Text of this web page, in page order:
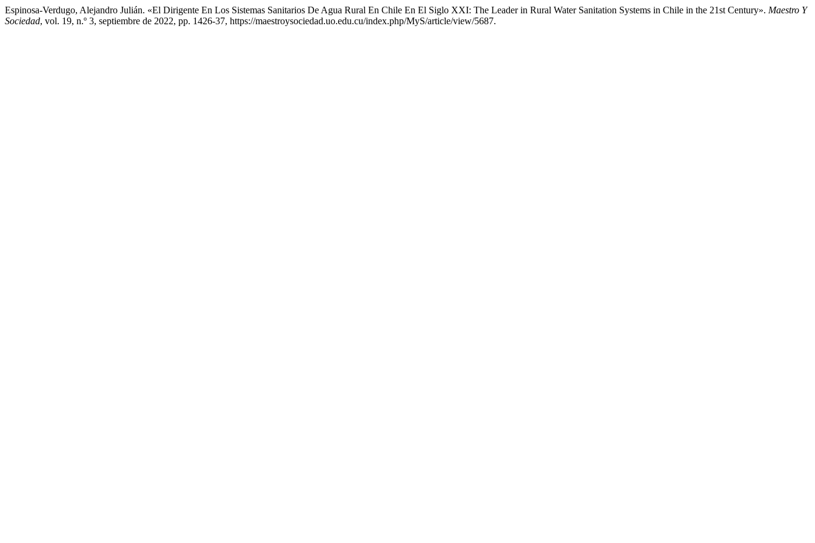
Espinosa-Verdugo, Alejandro Julián. «El Dirigente En Los Sistemas Sanitarios De Agua Rural En Chile En El Siglo XXI: The Leader in Rural Water Sanitation Systems in Chile in the 21st Century». Maestro Y
Sociedad, vol. 19, n.º 3, septiembre de 2022, pp. 1426-37, https://maestroysociedad.uo.edu.cu/index.php/MyS/article/view/5687.